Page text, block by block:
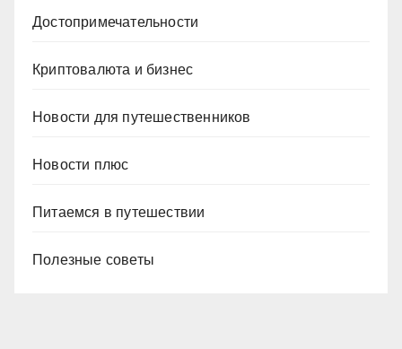
Достопримечательности
Криптовалюта и бизнес
Новости для путешественников
Новости плюс
Питаемся в путешествии
Полезные советы